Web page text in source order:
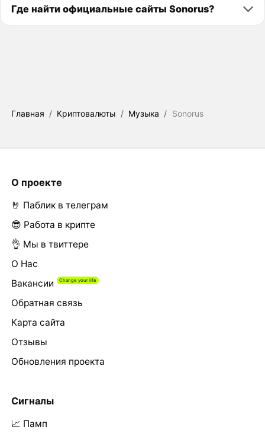
Где найти официальные сайты Sonorus?
Главная / Криптовалюты / Музыка / Sonorus
О проекте
🤘 Паблик в телеграм
😎 Работа в крипте
👌 Мы в твиттере
О Нас
Вакансии
Обратная связь
Карта сайта
Отзывы
Обновления проекта
Сигналы
📈 Памп